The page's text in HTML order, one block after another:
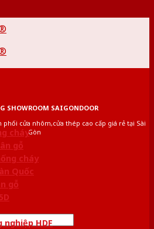
SHOWROOM SAIGONDOOR
phối cửa nhôm,cửa thép cao cấp giá rẻ tại Sài
Gòn
cháy
gỗ
cháy
Quốc
gỗ
nghiệp HDF